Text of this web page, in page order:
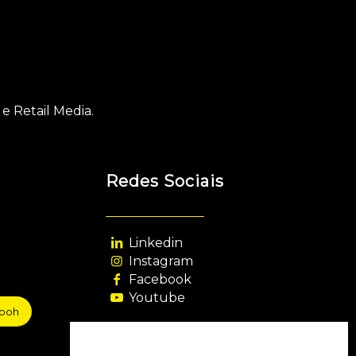
Retail Media.
Redes Sociais
Linkedin
Instagram
Facebook
Youtube